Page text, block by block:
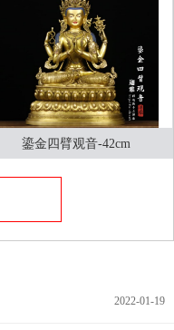
鎏金四臂观音-42cm
2022-01-19